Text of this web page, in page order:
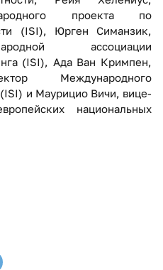
проекта по
(ISI), Юрген Симанзик,
ассоциации
(ISI), Ада Ван Кримпен,
Международного
(ISI) и Маурицио Вичи, вице-
национальных